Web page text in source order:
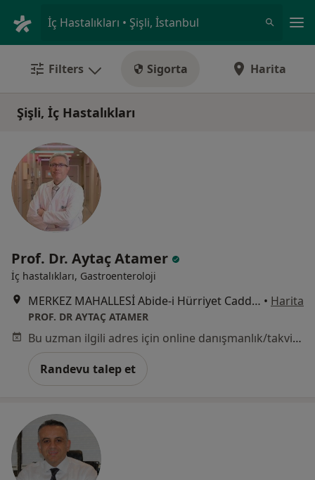
İç Hastalıkları • Şişli, İstanbul
Filters Sigorta Harita
Şişli, İç Hastalıkları
Prof. Dr. Aytaç Atamer
İç hastalıkları, Gastroenteroloji
MERKEZ MAHALLESİ Abide-i Hürriyet Caddesi ALİ RIZA IŞIL APARTMANI NO: 187 KAT : 1 DAİRE: 4, İstanbul • Harita
PROF. DR AYTAÇ ATAMER
Bu uzman ilgili adres için online danışmanlık/takvim sunmuyor.
Randevu talep et